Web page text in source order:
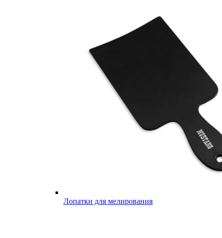
Лопатки для мелирования